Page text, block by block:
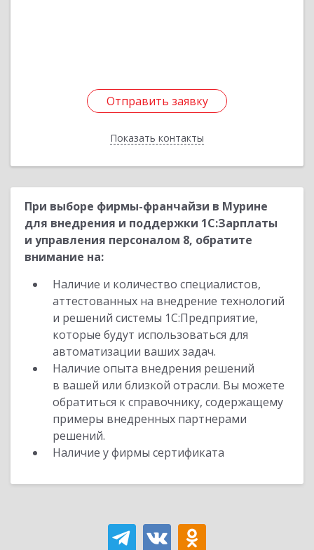
Отправить заявку
Показать контакты
Отправить заявку
Назад
При выборе фирмы-франчайзи в Мурине
для внедрения и поддержки 1С:Зарплаты
и управления персоналом 8, обратите
внимание на:
Наличие и количество специалистов,
аттестованных на внедрение технологий
и решений системы 1С:Предприятие,
которые будут использоваться для
автоматизации ваших задач.
Наличие опыта внедрения решений
в вашей или близкой отрасли. Вы можете
обратиться к справочнику, содержащему
примеры внедренных партнерами
решений.
Наличие у фирмы сертификата